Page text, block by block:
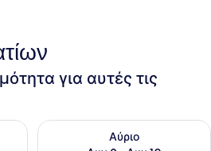
για αυτές τις
για απόψε Αυγ 8 - Αυγ 9
Αύριο
Έλεγχος διαθεσιμότητας